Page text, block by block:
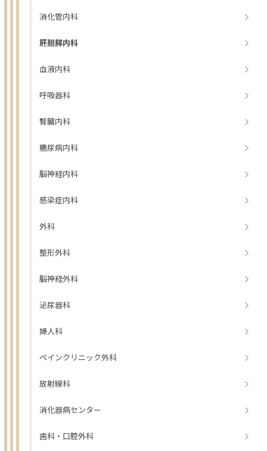
消化管内科
肝胆膵内科
血液内科
呼吸器科
腎臓内科
糖尿病内科
脳神経内科
感染症内科
外科
整形外科
脳神経外科
泌尿器科
婦人科
ペインクリニック外科
放射線科
消化器病センター
歯科・口腔外科